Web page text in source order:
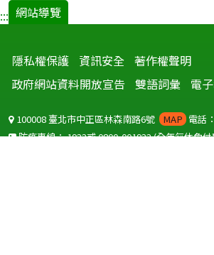
::: 網站導覽
隱私權保護 資訊安全 著作權聲明
政府網站資料開放宣告
雙語詞彙 電
100008 臺北市中正區林森南路6號 MAP 電話
防疫專線：1922或0800-001922(全年無休免付